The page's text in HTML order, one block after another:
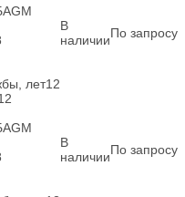
AGM
лет12
В
наличииПо запросу
AGM
В
наличииПо запросу